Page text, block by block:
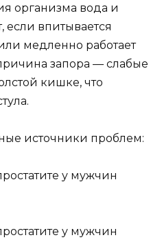
организма вода и
если впитывается
медленно работает
запора — слабые
кишке, что
источники проблем: